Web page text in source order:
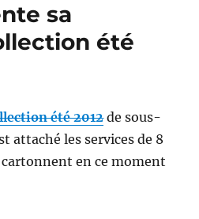
sa
été
été 2012de sous-
attaché les services de 8
en ce moment